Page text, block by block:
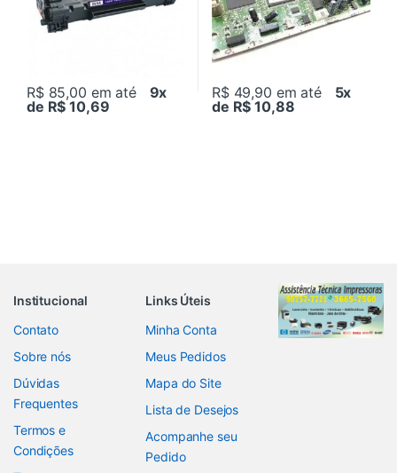
R$ 85,00 em até 9x
de R$ 10,69
R$ 49,90 em até 5x
de R$ 10,88
Institucional
Contato
Sobre nós
Dúvidas
Frequentes
Termos e
Condições
Links Úteis
Minha Conta
Meus Pedidos
Mapa do Site
Lista de Desejos
Acompanhe seu
Pedido